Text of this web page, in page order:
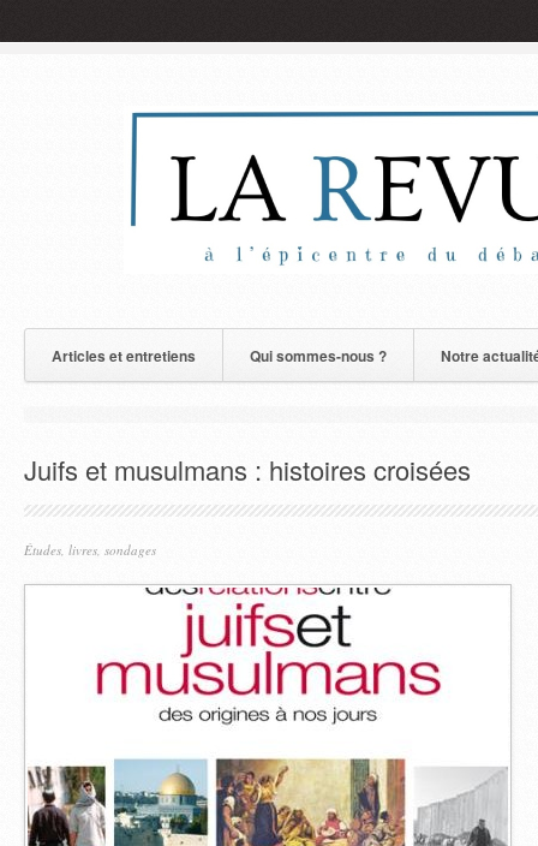
Articles et entretiens Qui sommes-nous ? Notre
Juifs et musulmans : histoires croisées
Études, livres, sondages